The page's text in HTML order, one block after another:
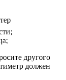
другого
должен